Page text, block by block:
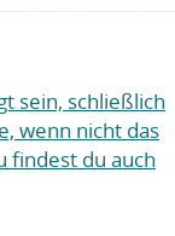
sein, schließlich
wenn nicht das
findest du auch